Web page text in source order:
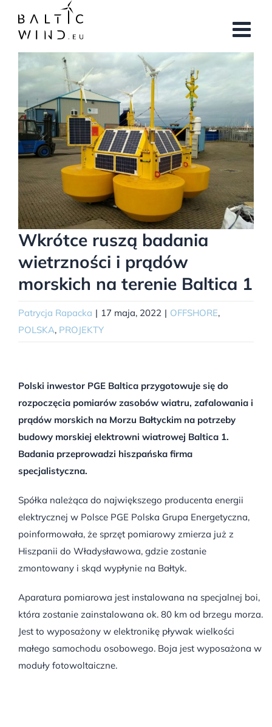
zawartości
większy
obrazek
Wkrótce ruszą badania
wietrzności i prądów
morskich na terenie Baltica 1
Patrycja Rapacka | 17 maja, 2022 | OFFSHORE,
POLSKA, PROJEKTY
Polski inwestor PGE Baltica przygotowuje się do
rozpoczęcia pomiarów zasobów wiatru, zafalowania i
prądów morskich na Morzu Bałtyckim na potrzeby
budowy morskiej elektrowni wiatrowej Baltica 1.
Badania przeprowadzi hiszpańska firma
specjalistyczna.
Spółka należąca do największego producenta energii
elektrycznej w Polsce PGE Polska Grupa Energetyczna,
poinformowała, że sprzęt pomiarowy zmierza już z
Hiszpanii do Władysławowa, gdzie zostanie
zmontowany i skąd wypłynie na Bałtyk.
Aparatura pomiarowa jest instalowana na specjalnej boi,
która zostanie zainstalowana ok. 80 km od brzegu morza.
Jest to wyposażony w elektronikę pływak wielkości
małego samochodu osobowego. Boja jest wyposażona w
moduły fotowoltaiczne.